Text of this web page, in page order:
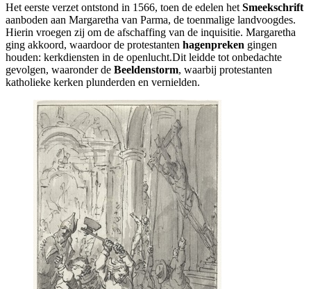
Het eerste verzet ontstond in 1566, toen de edelen het Smeekschrift
aanboden aan Margaretha van Parma, de toenmalige landvoogdes.
Hierin vroegen zij om de afschaffing van de inquisitie. Margaretha
ging akkoord, waardoor de protestanten hagenpreken gingen
houden: kerkdiensten in de openlucht.Dit leidde tot onbedachte
gevolgen, waaronder de Beeldenstorm, waarbij protestanten
katholieke kerken plunderden en vernielden.